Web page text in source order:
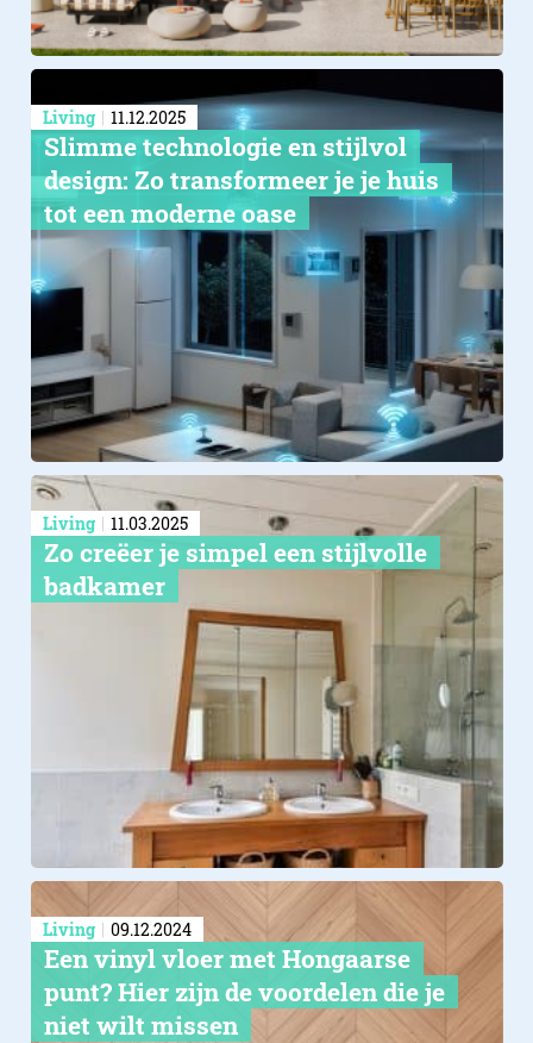
Living 11.12.2025
Slimme technologie en stijlvol
design: Zo transformeer je je huis
tot een moderne oase
Living 11.03.2025
Zo creëer je simpel een stijlvolle
badkamer
Living 09.12.2024
Een vinyl vloer met Hongaarse
punt? Hier zijn de voordelen die je
niet wilt missen